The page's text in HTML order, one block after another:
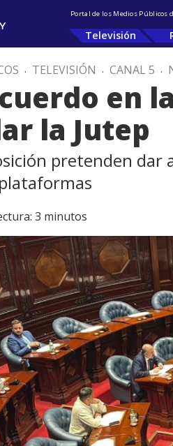
Portal de los Medios Públicos
Televisión
. TELEVISIÓN . CANAL 5 .
en
la Jutep
pretenden
3 minutos